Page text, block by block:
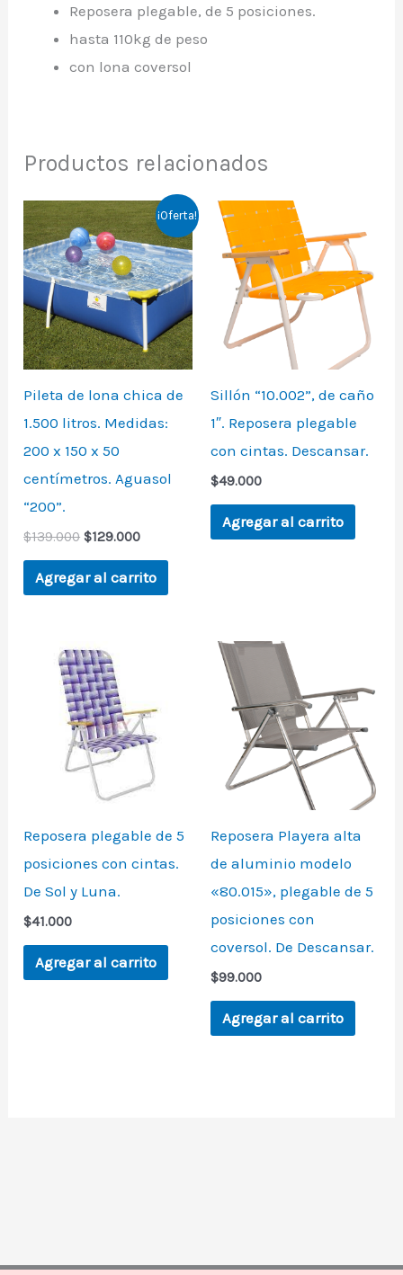
Reposera plegable, de 5 posiciones.
hasta 110kg de peso
con lona coversol
Productos relacionados
¡Oferta!
Pileta de lona chica de
1.500 litros. Medidas:
200 x 150 x 50
centímetros. Aguasol
“200”.
$139.000
Original
price
was:
$139.000.
$129.000
Current
price
is:
$129.000.
Agregar al carrito
Sillón “10.002”, de caño
1″. Reposera plegable
con cintas. Descansar.
$49.000
Agregar al carrito
Reposera plegable de 5
posiciones con cintas.
De Sol y Luna.
$41.000
Agregar al carrito
Reposera Playera alta
de aluminio modelo
«80.015», plegable de 5
posiciones con
coversol. De Descansar.
$99.000
Agregar al carrito